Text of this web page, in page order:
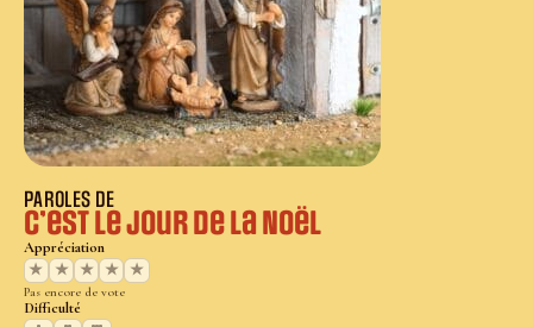
PAROLES DE
C’est le jour de la Noël
Appréciation
★
★ ★ ★ ★
Pas encore de vote
Difficulté